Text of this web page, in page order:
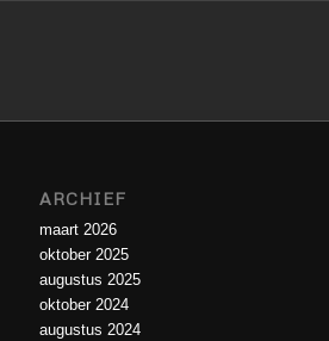
ARCHIEF
maart 2026
oktober 2025
augustus 2025
oktober 2024
augustus 2024